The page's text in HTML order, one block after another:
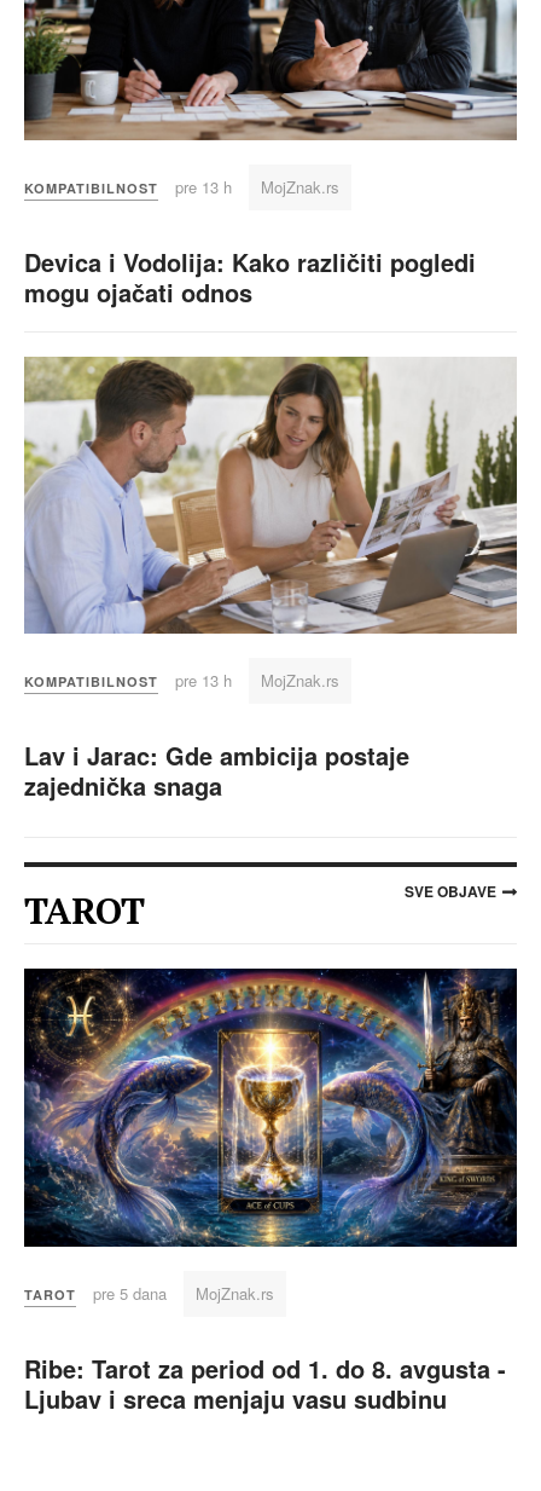
KOMPATIBILNOST pre 13 h MojZnak.rs
Devica i Vodolija: Kako različiti pogledi
mogu ojačati odnos
KOMPATIBILNOST pre 13 h MojZnak.rs
Lav i Jarac: Gde ambicija postaje
zajednička snaga
TAROT SVE OBJAVE
TAROT pre 5 dana MojZnak.rs
Ribe: Tarot za period od 1. do 8. avgusta -
Ljubav i sreca menjaju vasu sudbinu